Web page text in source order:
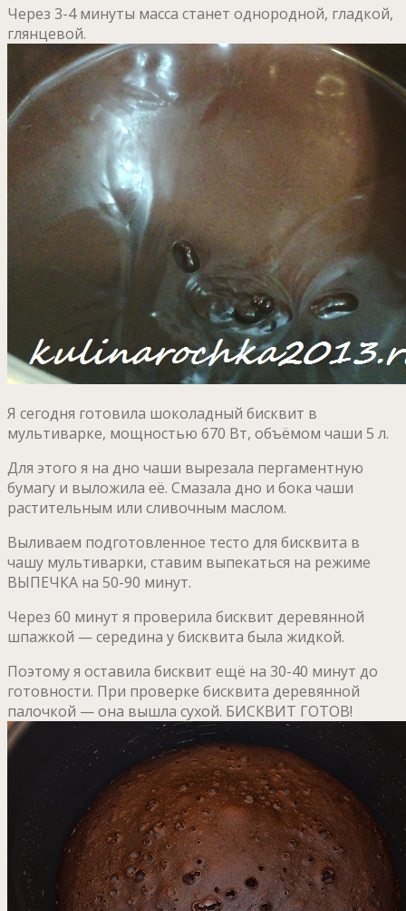
Через 3-4 минуты масса станет однородной, гладкой,
глянцевой.
Я сегодня готовила шоколадный бисквит в
мультиварке, мощностью 670 Вт, объёмом чаши 5 л.
Для этого я на дно чаши вырезала пергаментную
бумагу и выложила её. Смазала дно и бока чаши
растительным или сливочным маслом.
Выливаем подготовленное тесто для бисквита в
чашу мультиварки, ставим выпекаться на режиме
ВЫПЕЧКА на 50-90 минут.
Через 60 минут я проверила бисквит деревянной
шпажкой — середина у бисквита была жидкой.
Поэтому я оставила бисквит ещё на 30-40 минут до
готовности. При проверке бисквита деревянной
палочкой — она вышла сухой. БИСКВИТ ГОТОВ!